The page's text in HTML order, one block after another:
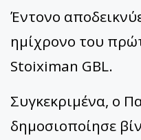
Έντονο
ημίχρονο του
Stoiximan GBL.
Συγκεκριμένα, ο
δημοσιοποίησε